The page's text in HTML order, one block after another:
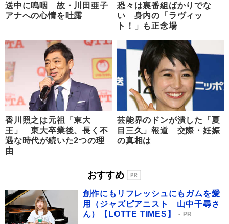
送中に嗚咽 故・川田亜子
アナへの心情を吐露
恐々は裏番組ばかりでな
い 身内の「ラヴィッ
ト！」も正念場
香川照之は元祖「東大
王」 東大卒業後、長く不
遇な時代が続いた2つの理
由
芸能界のドンが潰した「夏
目三久」報道 交際・妊娠
の真相は
おすすめ
創作にもリフレッシュにもガムを愛
用（ジャズピアニスト 山中千尋さ
ん）【LOTTE TIMES】
PR